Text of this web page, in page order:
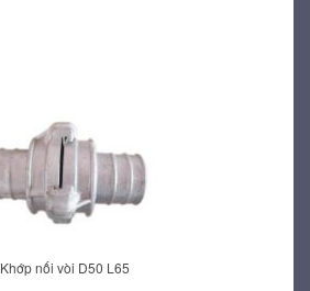
Khớp nối vòi D50 L65